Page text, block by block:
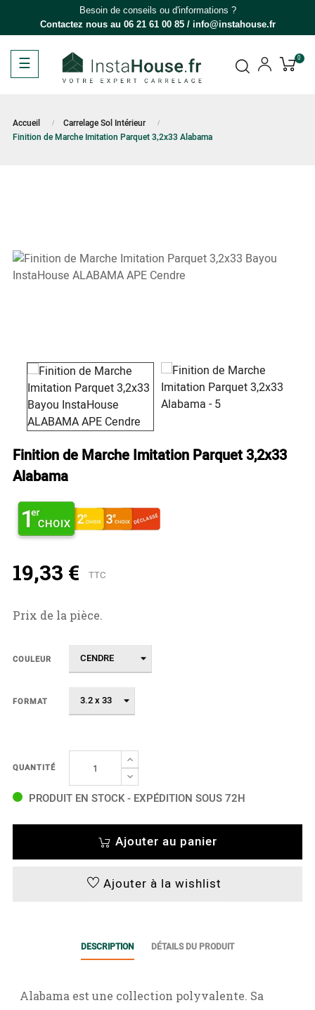
Besoin de conseils ou d'informations ?
Contactez nous au 06 21 61 00 85/ info@instahouse.fr
Basculer
la
☰ 0
Accueil
Carrelage Sol Intérieur
Finition de Marche Imitation Parquet 3,2x33 Alabama
Finition de Marche Imitation Parquet 3,2x33
Alabama
19,33 € TTC
Prix de la pièce.
COULEUR
FORMAT
QUANTITÉ
PRODUIT EN STOCK - EXPÉDITION SOUS 72H
Ajouter au panier
Ajouter à la wishlist
DESCRIPTION DÉTAILS DU PRODUIT
Alabama est une collection polyvalente. Sa